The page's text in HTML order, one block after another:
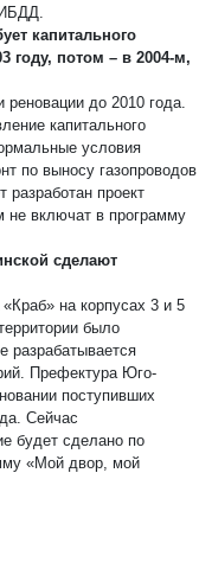
капитального
году, потом – в 2004-м,
до 2010 года.
капитального
условия
по выносу газопроводов
разработан проект
не включат в программу
сделают
на корпусах 3 и 5
было
разрабатывается
Префектура Юго-
поступивших
Сейчас
будет сделано по
«Мой двор, мой